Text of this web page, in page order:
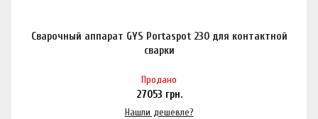
Сварочный аппарат GYS Portaspot 230 для контактной
сварки
Продано
27053 грн.
Нашли дешевле?